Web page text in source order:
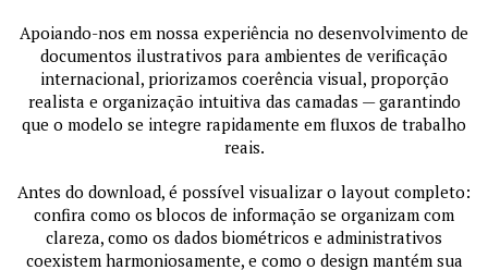
Apoiando-nos em nossa experiência no desenvolvimento de
documentos ilustrativos para ambientes de verificação
internacional, priorizamos coerência visual, proporção
realista e organização intuitiva das camadas — garantindo
que o modelo se integre rapidamente em fluxos de trabalho
reais.
Antes do download, é possível visualizar o layout completo:
confira como os blocos de informação se organizam com
clareza, como os dados biométricos e administrativos
coexistem harmoniosamente, e como o design mantém sua